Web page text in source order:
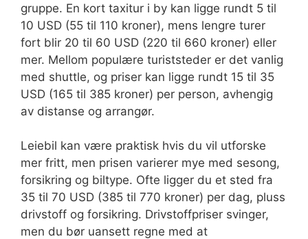
gruppe. En kort taxitur i by kan ligge rundt 5 til
10 USD (55 til 110 kroner), mens lengre turer
fort blir 20 til 60 USD (220 til 660 kroner) eller
mer. Mellom populære turiststeder er det vanlig
med shuttle, og priser kan ligge rundt 15 til 35
USD (165 til 385 kroner) per person, avhengig
av distanse og arrangør.
Leiebil kan være praktisk hvis du vil utforske
mer fritt, men prisen varierer mye med sesong,
forsikring og biltype. Ofte ligger du et sted fra
35 til 70 USD (385 til 770 kroner) per dag, pluss
drivstoff og forsikring. Drivstoffpriser svinger,
men du bør uansett regne med at